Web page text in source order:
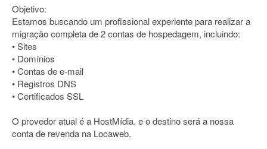
Objetivo:
Estamos buscando um profissional experiente para realizar a
migração completa de 2 contas de hospedagem, incluindo:
• Sites
• Domínios
• Contas de e-mail
• Registros DNS
• Certificados SSL
O provedor atual é a HostMídia, e o destino será a nossa
conta de revenda na Locaweb.